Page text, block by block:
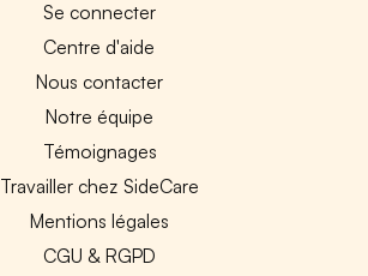
Se connecter
Centre d'aide
Nous contacter
Notre équipe
Témoignages
Travailler chez SideCare
Mentions légales
CGU & RGPD